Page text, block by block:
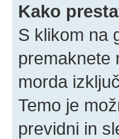
Kako
S klikom na
premaknete
morda
Temo je
previdni in